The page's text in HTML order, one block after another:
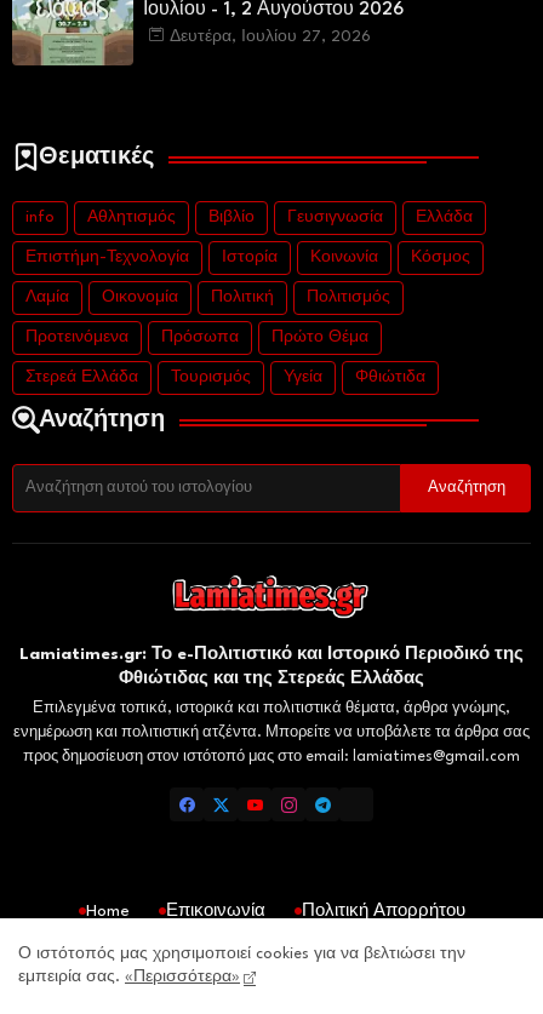
Ιουλίου - 1, 2 Αυγούστου 2026
Δευτέρα, Ιουλίου 27, 2026
Θεματικές
info Αθλητισμός Βιβλίο Γευσιγνωσία Ελλάδα
Επιστήμη-Τεχνολογία Ιστορία Κοινωνία Κόσμος
Λαμία Οικονομία Πολιτική Πολιτισμός
Προτεινόμενα Πρόσωπα Πρώτο Θέμα
Στερεά Ελλάδα Τουρισμός Υγεία Φθιώτιδα
Αναζήτηση
Lamiatimes.gr: Το e-Πολιτιστικό και Ιστορικό Περιοδικό της
Φθιώτιδας και της Στερεάς Ελλάδας
Επιλεγμένα τοπικά, ιστορικά και πολιτιστικά θέματα, άρθρα γνώμης,
ενημέρωση και πολιτιστική ατζέντα. Μπορείτε να υποβάλετε τα άρθρα σας
προς δημοσίευση στον ιστότοπό μας στο email: lamiatimes@gmail.com
Home Επικοινωνία
Πολιτική Απορρήτου
Ο ιστότοπός μας χρησιμοποιεί cookies για να βελτιώσει την
εμπειρία σας. «Περισσότερα»